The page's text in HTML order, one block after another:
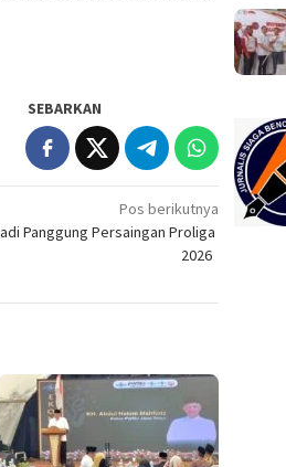
SEBARKAN
Pos berikutnya
Panggung Persaingan Proliga
2026